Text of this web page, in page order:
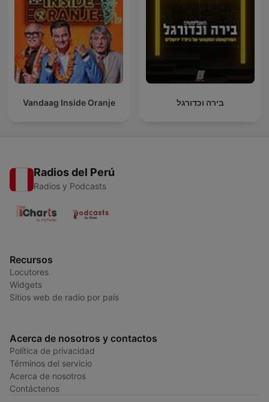
Vandaag Inside Oranje בירה וכדורגל
Radios del Perú
Radios y Podcasts
Recursos
Locutores
Widgets
Sitios web de radio por país
Acerca de nosotros y contactos
Política de privacidad
Términos del servicio
Acerca de nosotros
Contáctenos